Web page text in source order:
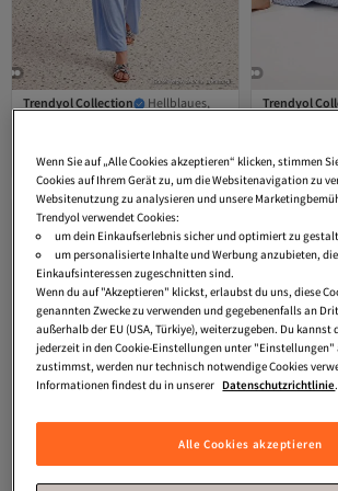
Trendyol Collection
Hellblaues,
THMAW27PT00065
29,40€
Trendyol
Baumwolle
26,29€
Wenn Sie auf „Alle Cookies akzeptieren“ klicken, stimmen
Cookies auf Ihrem Gerät zu, um die Websitenavigation zu
Websitenutzung zu analysieren und unsere
Trendyol verwendet Cookies:
um dein Einkaufserlebnis sicher und optimiert zu
um personalisierte Inhalte und Werbung anzubieten,
Einkaufsinteressen zugeschnitten sind.
Wenn du auf "Akzeptieren" klickst, erlaubst du uns, diese
genannten Zwecke zu verwenden und gegebenenfalls an
außerhalb der EU (USA, Türkiye), weiterzugeben. Du
jederzeit in den Cookie-Einstellungen unter "Einstellungen"
zustimmst, werden nur technisch notwendige Cookies
Informationen findest du in unserer Datenschutzrichtlinie.
Alle Cookies akzeptieren